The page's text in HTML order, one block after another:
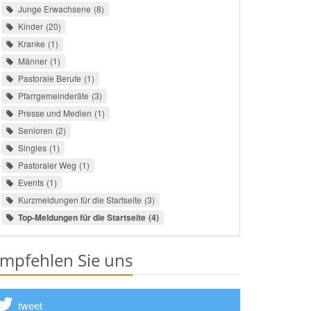
Junge Erwachsene 8
Kinder 20
Kranke 1
Männer 1
Pastorale Berufe 1
Pfarrgemeinderäte 3
Presse und Medien 1
Senioren 2
Singles 1
Pastoraler Weg 1
Events 1
Kurzmeldungen für die Startseite 3
Top-Meldungen für die Startseite 4
Sie uns
tweet